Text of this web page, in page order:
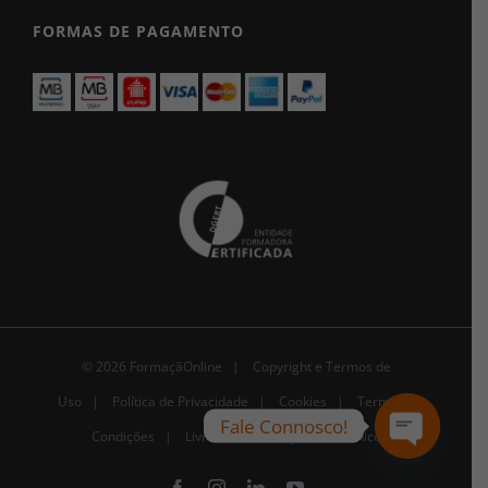
FORMAS DE PAGAMENTO
© 2026 FormaçãOnline |
Copyright e Termos de
Uso | Política de Privacidade | Cookies |
Termos e
Condições |
Livro de Reclamações Eletrónico
Fale Connosco!